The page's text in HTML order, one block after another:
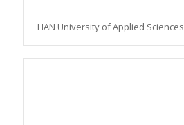
HAN University of Applied Sciences